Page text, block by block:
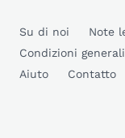
Su di noi Note
Condizioni generali
Aiuto
Contatto